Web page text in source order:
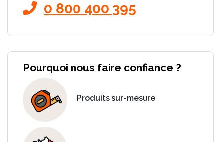
0 800 400 395
Pourquoi nous faire confiance ?
Produits sur-mesure